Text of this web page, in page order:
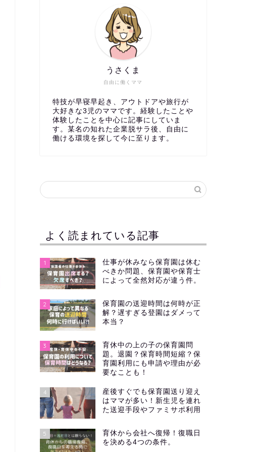
自由に働くママ
うさくま
特技が早寝早起き、アウトドアや旅行が
大好きな3児のママです。経験したことや
体験したことを中心に記事にしていま
す。某名の知れた企業脱サラ後、自由に
働ける環境を探して今に至ります。
よく読まれている記事
1
仕事が休みなら保育園は休む
べきか問題、保育園や保育士
によって全然対応が違う件。
2
保育園の送迎時間は何時が正
解？遅すぎる登園はダメって
本当？
3
育休中の上の子の保育園問
題。退園？保育時間短縮？保
育園利用にも申請や理由が必
要なことも！
4
産後すぐでも保育園送り迎え
はママが多い！新生児を連れ
た送迎手段やファミサポ利用
5
育休から会社へ復帰！復職日
を決める4つの条件。